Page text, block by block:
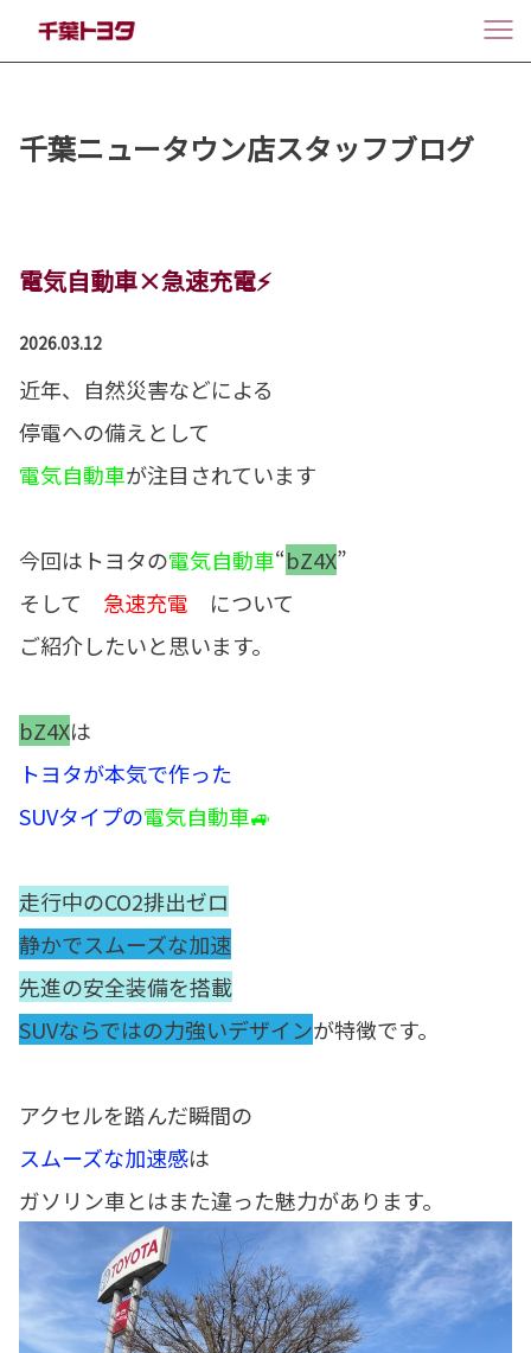
千葉ニュータウン店スタッフブログ
電気自動車×急速充電⚡
2026.03.12
近年、自然災害などによる
停電への備えとして
電気自動車が注目されています
今回はトヨタの電気自動車“bZ4X”
そして 急速充電 について
ご紹介したいと思います。
bZ4Xは
トヨタが本気で作った
SUVタイプの電気自動車🚙
走行中のCO2排出ゼロ
静かでスムーズな加速
先進の安全装備を搭載
SUVならではの力強いデザインが特徴です。
アクセルを踏んだ瞬間の
スムーズな加速感は
ガソリン車とはまた違った魅力があります。